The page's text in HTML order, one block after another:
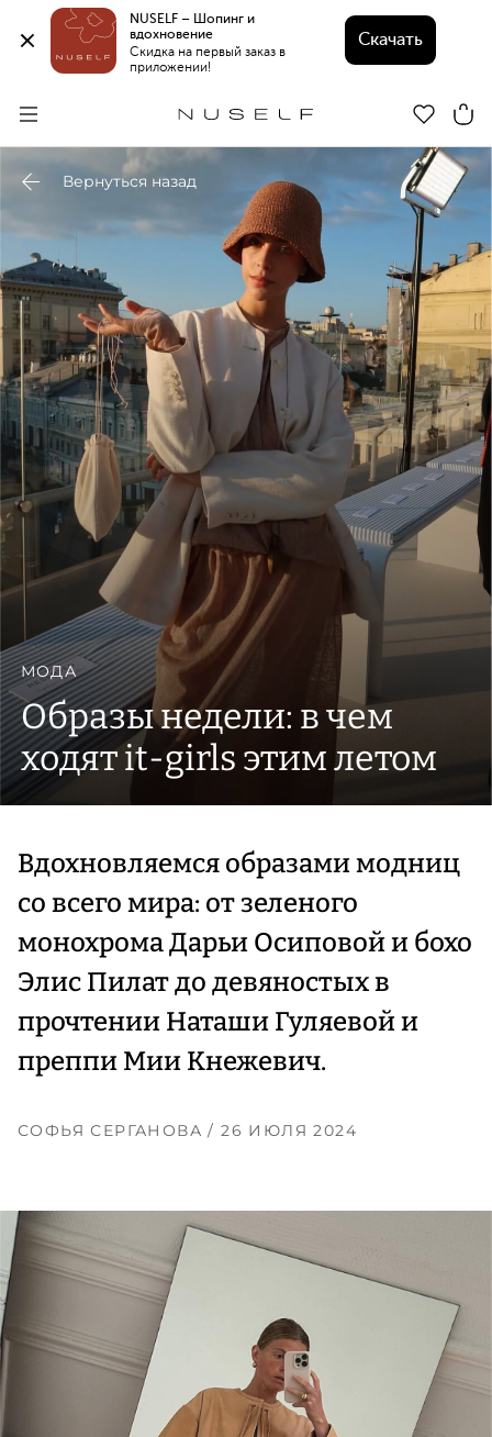
NUSELF – Шопинг и
вдохновение
Скидка на первый заказ в
приложении!
Скачать
Вернуться назад
МОДА
Образы недели: в чем
ходят it-girls этим летом
Вдохновляемся образами модниц
со всего мира: от зеленого
монохрома Дарьи Осиповой и бохо
Элис Пилат до девяностых в
прочтении Наташи Гуляевой и
преппи Мии Кнежевич.
СОФЬЯ СЕРГАНОВА/ 26 ИЮЛЯ 2024